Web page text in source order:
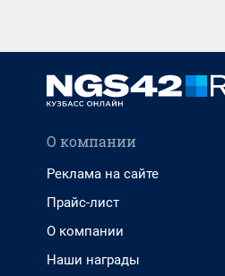
О компании
Реклама на сайте
Прайс-лист
О компании
Наши награды